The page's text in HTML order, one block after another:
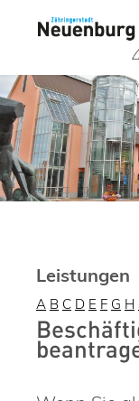
Leistungen
A B C D E F G H